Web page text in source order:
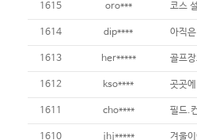
1615 oro***
1614 dip**** 아직
1613 her*****
1612 kso****
1611 cho****
1610 jhj***** 겨울